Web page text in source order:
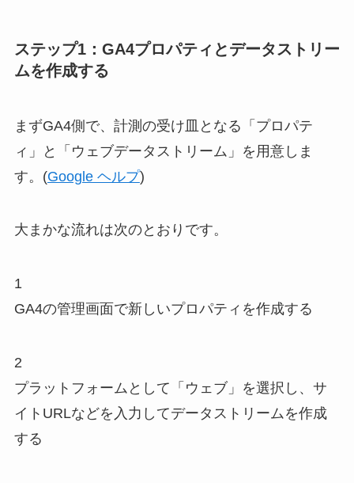
ステップ1：GA4プロパティとデータストリー
ムを作成する
まずGA4側で、計測の受け皿となる「プロパテ
ィ」と「ウェブデータストリーム」を用意しま
す。(Google ヘルプ)
大まかな流れは次のとおりです。
1
GA4の管理画面で新しいプロパティを作成する
2
プラットフォームとして「ウェブ」を選択し、サ
イトURLなどを入力してデータストリームを作成
する